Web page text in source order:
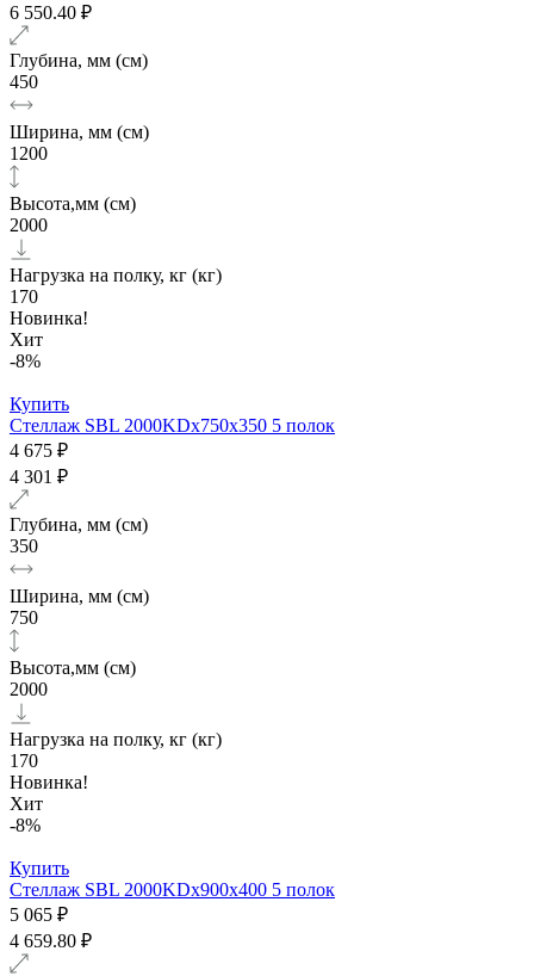
6 550.40 ₽
Глубина, мм (см)
450
Ширина, мм (см)
1200
Высота,мм (см)
2000
Нагрузка на полку, кг (кг)
170
Новинка!
Хит
-8%
Купить
Стеллаж SBL 2000KDх750x350 5 полок
4 675 ₽
4 301 ₽
Глубина, мм (см)
350
Ширина, мм (см)
750
Высота,мм (см)
2000
Нагрузка на полку, кг (кг)
170
Новинка!
Хит
-8%
Купить
Стеллаж SBL 2000KDх900x400 5 полок
5 065 ₽
4 659.80 ₽